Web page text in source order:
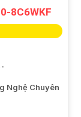
8C6WKF
Nghệ Chuyên